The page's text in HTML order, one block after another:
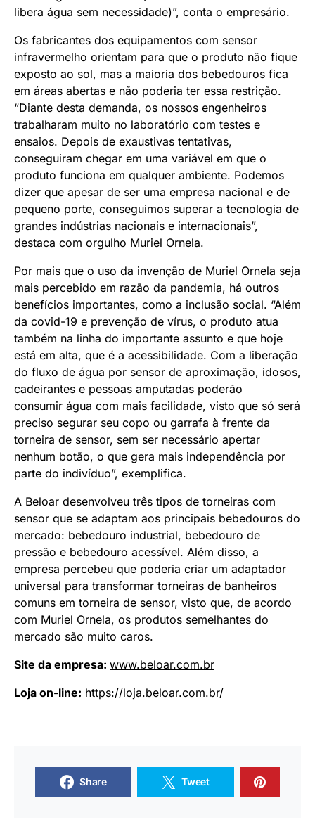
libera água sem necessidade)”, conta o empresário.
Os fabricantes dos equipamentos com sensor
infravermelho orientam para que o produto não fique
exposto ao sol, mas a maioria dos bebedouros fica
em áreas abertas e não poderia ter essa restrição.
“Diante desta demanda, os nossos engenheiros
trabalharam muito no laboratório com testes e
ensaios. Depois de exaustivas tentativas,
conseguiram chegar em uma variável em que o
produto funciona em qualquer ambiente. Podemos
dizer que apesar de ser uma empresa nacional e de
pequeno porte, conseguimos superar a tecnologia de
grandes indústrias nacionais e internacionais”,
destaca com orgulho Muriel Ornela.
Por mais que o uso da invenção de Muriel Ornela seja
mais percebido em razão da pandemia, há outros
benefícios importantes, como a inclusão social. “Além
da covid-19 e prevenção de vírus, o produto atua
também na linha do importante assunto e que hoje
está em alta, que é a acessibilidade. Com a liberação
do fluxo de água por sensor de aproximação, idosos,
cadeirantes e pessoas amputadas poderão
consumir água com mais facilidade, visto que só será
preciso segurar seu copo ou garrafa à frente da
torneira de sensor, sem ser necessário apertar
nenhum botão, o que gera mais independência por
parte do indivíduo”, exemplifica.
A Beloar desenvolveu três tipos de torneiras com
sensor que se adaptam aos principais bebedouros do
mercado: bebedouro industrial, bebedouro de
pressão e bebedouro acessível. Além disso, a
empresa percebeu que poderia criar um adaptador
universal para transformar torneiras de banheiros
comuns em torneira de sensor, visto que, de acordo
com Muriel Ornela, os produtos semelhantes do
mercado são muito caros.
Site da empresa: www.beloar.com.br
Loja on-line: https://loja.beloar.com.br/
Share Tweet